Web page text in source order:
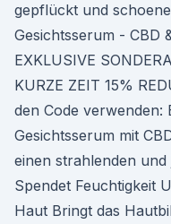
gepflückt und
Gesichtsserum - CBD
EXKLUSIVE
KURZE ZEIT 15%
den Code verwenden:
Gesichtsserum mit
einen strahlenden
Spendet Feuchtigkeit
Haut Bringt das